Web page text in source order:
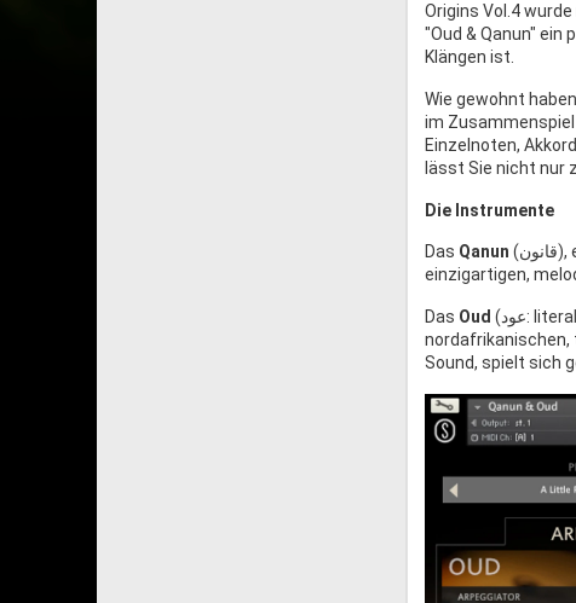
Origins Vol.4
"Oud & Qanun"
Klängen ist.
Wie gewohnt
im
Einzelnoten,
lässt Sie nicht nur
Die Instrumente
Das Qanun (قانون), ein altbekannter, arabischer Verwandter der Zither, ist berühmt für seinen
einzigartigen,
Das Oud (عود: literally “wood”) war seit Jahrhunderten und Jahrtausenden eines der Schlüsselinstrumente der nahöstlichen und
nordafrikanischen,
Sound, spielt sich